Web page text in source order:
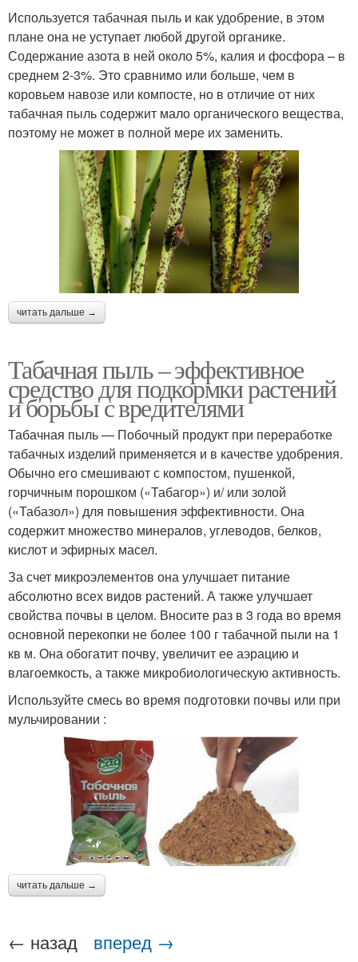
Используется табачная пыль и как удобрение, в этом
плане она не уступает любой другой органике.
Содержание азота в ней около 5%, калия и фосфора – в
среднем 2-3%. Это сравнимо или больше, чем в
коровьем навозе или компосте, но в отличие от них
табачная пыль содержит мало органического вещества,
поэтому не может в полной мере их заменить.
читать дальше →
Табачная пыль – эффективное
средство для подкормки растений
и борьбы с вредителями
Табачная пыль — Побочный продукт при переработке
табачных изделий применяется и в качестве удобрения.
Обычно его смешивают с компостом, пушенкой,
горчичным порошком («Табагор») и/ или золой
(«Табазол») для повышения эффективности. Она
содержит множество минералов, углеводов, белков,
кислот и эфирных масел.
За счет микроэлементов она улучшает питание
абсолютно всех видов растений. А также улучшает
свойства почвы в целом. Вносите раз в 3 года во время
основной перекопки не более 100 г табачной пыли на 1
кв м. Она обогатит почву, увеличит ее аэрацию и
влагоемкость, а также микробиологическую активность.
Используйте смесь во время подготовки почвы или при
мульчировании :
читать дальше →
← назад вперед →